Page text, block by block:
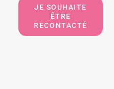
JE SOUHAITE
ÊTRE
RECONTACTÉ